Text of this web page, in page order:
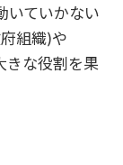
いていかない
組織)や
きな役割を果